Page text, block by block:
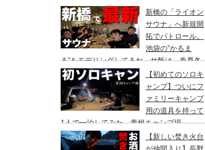
新橋の「ライオン
サウナ」へ新規開
拓でパトロール。
池袋の”かるま
る”をモデリングしてるね。サ飯は、春夏冬
にて。
【初めてのソロキ
ャンプ】ついにフ
ァミリーキャンプ
用の道具を持って
1人で一泊してみた。青根キャンプ場
【新しい焚き火台